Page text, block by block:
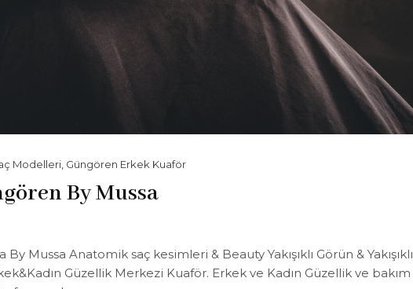
Modelleri Güngören Erkek Kuaför
By Mussa
Mussa Anatomik saç kesimleri & Beauty Yakışıklı Görün & Yakışıklı
Güzellik Merkezi Kuaför. Erkek ve Kadın Güzellik ve bakım